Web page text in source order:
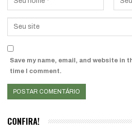
Save my name, email, and website in
time I comment.
CONFIRA!